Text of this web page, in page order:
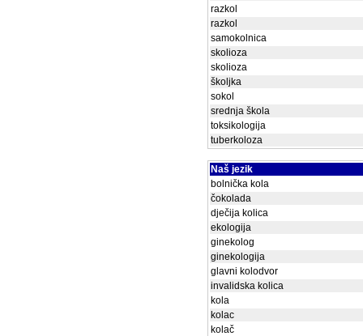
razkol
razkol
samokolnica
skolioza
skolioza
školjka
sokol
srednja škola
toksikologija
tuberkoloza
Naš jezik
bolnička kola
čokolada
dječija kolica
ekologija
ginekolog
ginekologija
glavni kolodvor
invalidska kolica
kola
kolac
kolač